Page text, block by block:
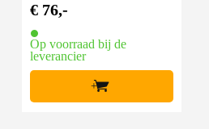
€ 76,-
Op voorraad bij de
leverancier
+